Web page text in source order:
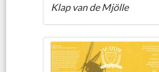
Klap van de Mjölle